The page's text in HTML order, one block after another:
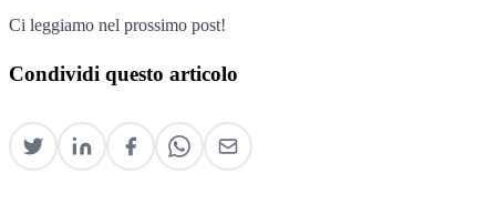
Ci leggiamo nel prossimo post!
Condividi questo articolo